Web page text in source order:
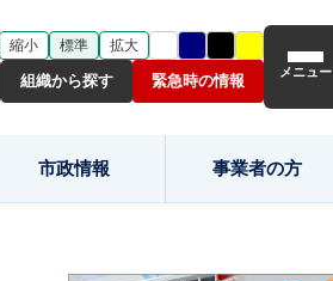
縮小 標準 拡大
組織から探す 緊急時の情報 メニュー
市政情報 事業者の方